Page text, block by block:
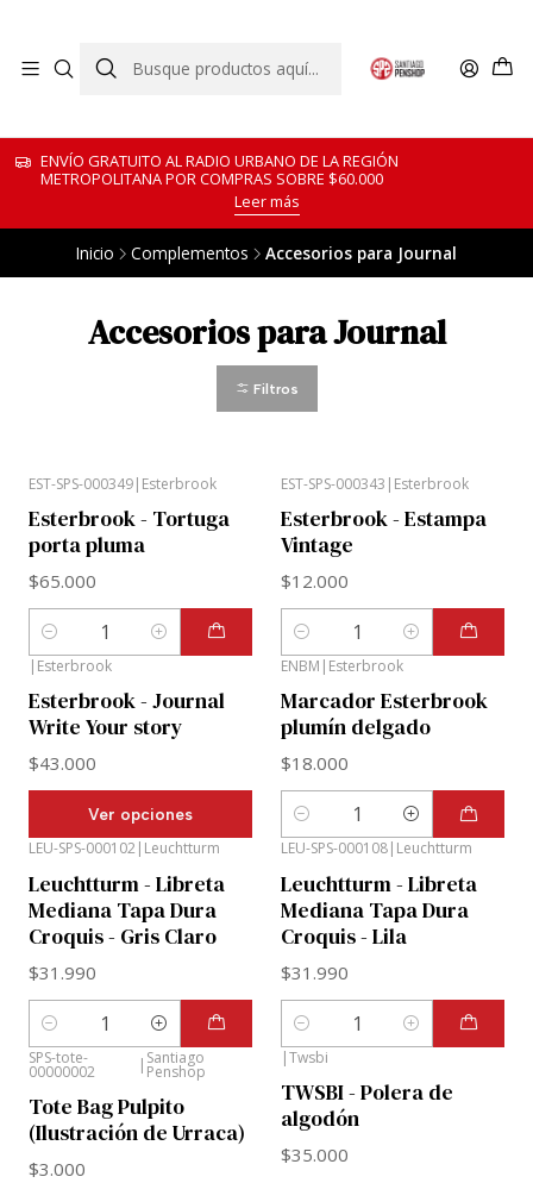
ENVÍO GRATUITO AL RADIO URBANO DE LA REGIÓN
METROPOLITANA POR COMPRAS SOBRE $60.000
Leer más
Inicio Complementos Accesorios para Journal
Accesorios para Journal
Filtros
EST-SPS-000349| Esterbrook
Esterbrook - Tortuga
porta pluma
$65.000
Cantidad
EST-SPS-000343 | Esterbrook
Esterbrook - Estampa
Vintage
$12.000
Cantidad
| Esterbrook
Esterbrook - Journal
Write Your story
$43.000
Ver opciones
ENBM | Esterbrook
Marcador Esterbrook
plumín delgado
$18.000
Cantidad
LEU-SPS-000102| Leuchtturm
Leuchtturm - Libreta
Mediana Tapa Dura
Croquis - Gris Claro
$31.990
Cantidad
LEU-SPS-000108| Leuchtturm
Leuchtturm - Libreta
Mediana Tapa Dura
Croquis - Lila
$31.990
Cantidad
SPS-tote-
00000002 | Santiago
Penshop
Tote Bag Pulpito
(Ilustración de Urraca)
$3.000
|Twsbi
TWSBI - Polera de
algodón
$35.000